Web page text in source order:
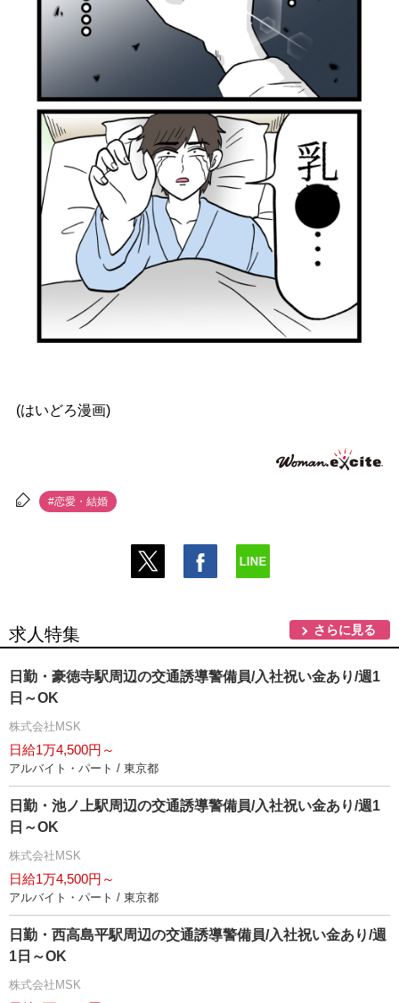
(はいどろ漫画)
#恋愛・結婚
求人特集 さらに見る
日勤・豪徳寺駅周辺の交通誘導警備員/入社祝い金あり/週1
日～OK
株式会社MSK
日給1万4,500円～
アルバイト・パート / 東京都
日勤・池ノ上駅周辺の交通誘導警備員/入社祝い金あり/週1
日～OK
株式会社MSK
日給1万4,500円～
アルバイト・パート / 東京都
日勤・西高島平駅周辺の交通誘導警備員/入社祝い金あり/週
1日～OK
株式会社MSK